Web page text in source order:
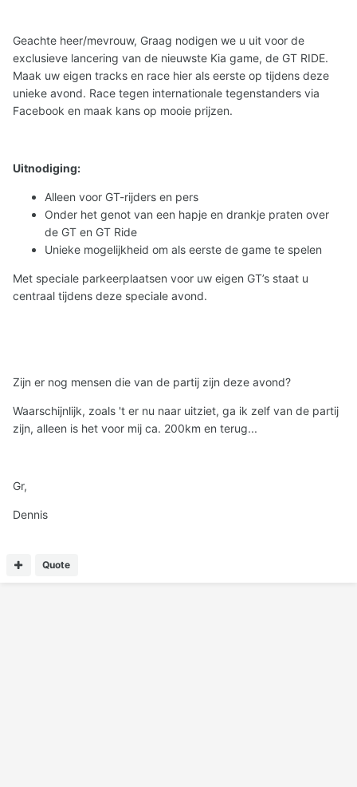
Geachte heer/mevrouw, Graag nodigen we u uit voor de
exclusieve lancering van de nieuwste Kia game, de GT RIDE.
Maak uw eigen tracks en race hier als eerste op tijdens deze
unieke avond. Race tegen internationale tegenstanders via
Facebook en maak kans op mooie prijzen.
Uitnodiging:
Alleen voor GT-rijders en pers
Onder het genot van een hapje en drankje praten over
de GT en GT Ride
Unieke mogelijkheid om als eerste de game te spelen
Met speciale parkeerplaatsen voor uw eigen GT’s staat u
centraal tijdens deze speciale avond.
Zijn er nog mensen die van de partij zijn deze avond?
Waarschijnlijk, zoals 't er nu naar uitziet, ga ik zelf van de partij
zijn, alleen is het voor mij ca. 200km en terug...
Gr,
Dennis
Quote